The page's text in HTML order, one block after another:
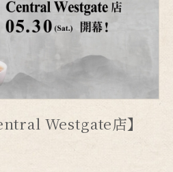
Westgate店】